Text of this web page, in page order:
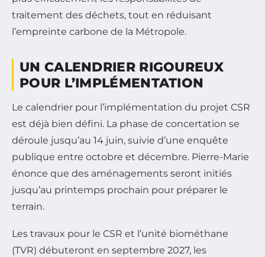
traitement des déchets, tout en réduisant
l’empreinte carbone de la Métropole.
UN CALENDRIER RIGOUREUX
POUR L’IMPLÉMENTATION
Le calendrier pour l’implémentation du projet CSR
est déjà bien défini. La phase de concertation se
déroule jusqu’au 14 juin, suivie d’une enquête
publique entre octobre et décembre. Pierre-Marie
énonce que des aménagements seront initiés
jusqu’au printemps prochain pour préparer le
terrain.
Les travaux pour le CSR et l’unité biométhane
(TVR) débuteront en septembre 2027, les